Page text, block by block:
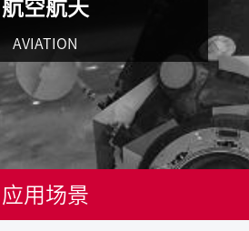
航空航天
AVIATION
应用场景